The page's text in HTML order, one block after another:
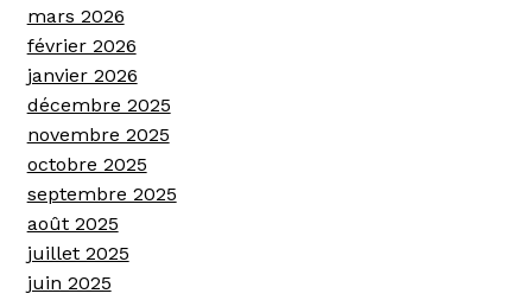
mars 2026
février 2026
janvier 2026
décembre 2025
novembre 2025
octobre 2025
septembre 2025
août 2025
juillet 2025
juin 2025